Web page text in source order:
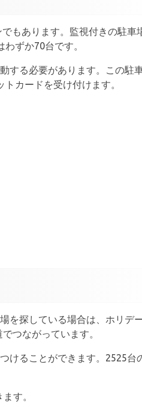
もあります。監視付きの駐車
ずか70台です。
する必要があります。この駐
カードを受け付けます。
を探している場合は、ホリデ
つながっています。
けることができます。2525台
す。